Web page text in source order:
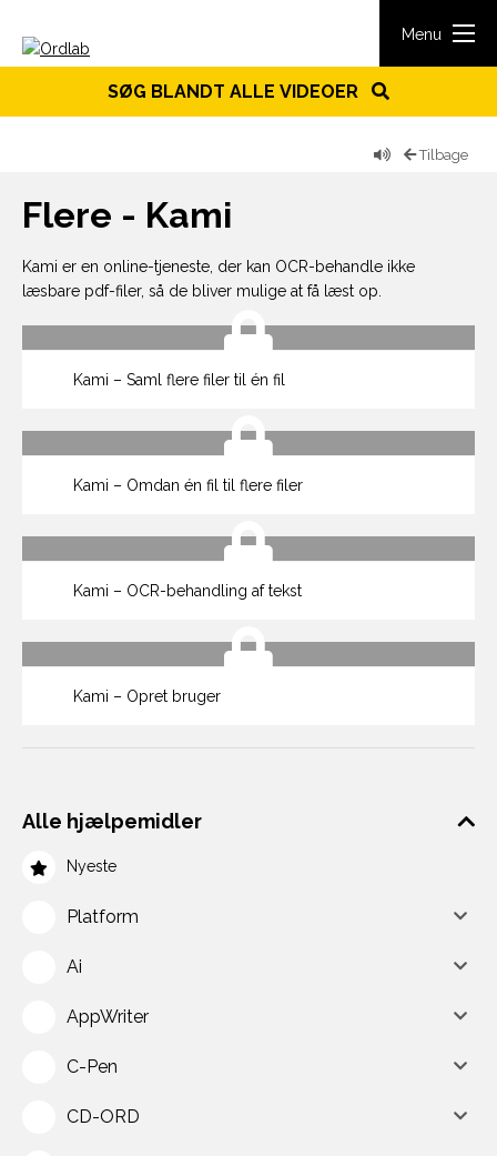
Menu
SØG BLANDT ALLE VIDEOER
Tilbage
Flere - Kami
Kami er en online-tjeneste, der kan OCR-behandle ikke
læsbare pdf-filer, så de bliver mulige at få læst op.
Kami – Saml flere filer til én fil
Kami – Omdan én fil til flere filer
Kami – OCR-behandling af tekst
Kami – Opret bruger
Alle hjælpemidler
Nyeste
Platform
Ai
AppWriter
C-Pen
CD-ORD